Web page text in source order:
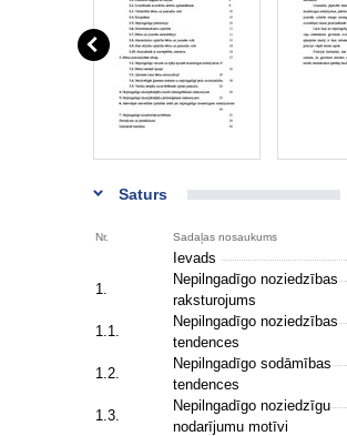
Saturs
Nr. Sadaļas nosaukums
Ievads
1.
Nepilngadīgo noziedzības
raksturojums
1.1.
Nepilngadīgo noziedzības
tendences
1.2.
Nepilngadīgo sodāmības
tendences
1.3.
Nepilngadīgo noziedzīgu
nodarījumu motīvi